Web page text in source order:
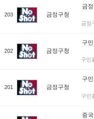
203 금정구청
금
금정
202 금정구청
구
구민
201 금정구청
구
구민
중